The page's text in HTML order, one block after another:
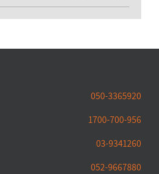
050-3365920
1700-700-956
03-9341260
052-9667880